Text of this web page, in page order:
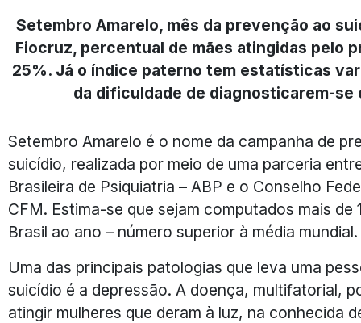
Setembro Amarelo, mês da prevenção ao
Fiocruz, percentual de mães atingidas pelo
25%. Já o índice paterno tem estatísticas
da dificuldade de diagnosticarem-se
Setembro Amarelo é o nome da campanha de
suicídio, realizada por meio de uma parceria
Brasileira de Psiquiatria – ABP e o Conselho
CFM. Estima-se que sejam computados mais de
Brasil ao ano – número superior à média mundial.
Uma das principais patologias que leva uma
suicídio é a depressão. A doença, multifatorial,
atingir mulheres que deram à luz, na conhecida